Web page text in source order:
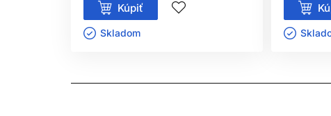
Kúpiť
Skladom ㅤ